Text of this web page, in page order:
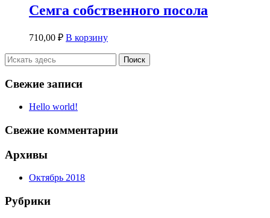
Семга собственного посола
710,00 ₽ В корзину
Свежие записи
Hello world!
Свежие комментарии
Архивы
Октябрь 2018
Рубрики